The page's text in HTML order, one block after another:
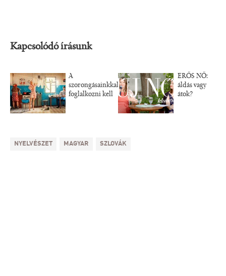
Kapcsolódó írásunk
A
szorongásainkkal
foglalkozni kell
ERŐS NŐ:
áldás vagy
átok?
NYELVÉSZET MAGYAR SZLOVÁK